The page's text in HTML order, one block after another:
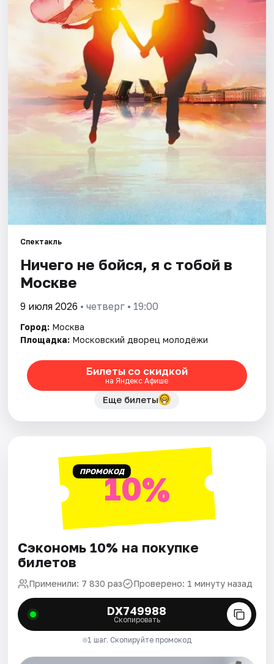
Площадки
Артисты
Рейтинги
Спектакль
Ничего не бойся, я с тобой в
Москве
9 июля 2026 • четверг • 19:00
Город: Москва
Площадка: Московский дворец молодёжи
Билеты со скидкой
на Яндекс Афише
Еще билеты
ПРОМОКОД10%
Сэкономь 10% на покупке
билетов
Применили: 7 830 раз Проверено: 1 минуту назад
DX749988
Скопировать
1 шаг. Скопируйте промокод